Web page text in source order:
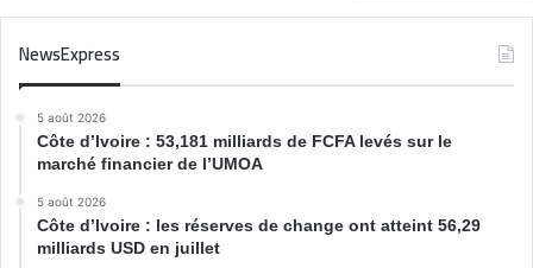
NewsExpress
5 août 2026
Côte d’Ivoire : 53,181 milliards de FCFA levés sur le
marché financier de l’UMOA
5 août 2026
Côte d’Ivoire : les réserves de change ont atteint 56,29
milliards USD en juillet